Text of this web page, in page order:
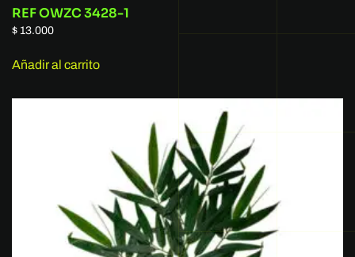
REF OWZC 3428-1
$ 13.000
Añadir al carrito